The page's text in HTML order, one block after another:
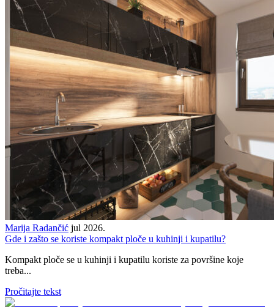
Marija Radančić jul 2026.
Gde i zašto se koriste kompakt ploče u kuhinji i kupatilu?
Kompakt ploče se u kuhinji i kupatilu koriste za površine koje
treba...
Pročitajte tekst